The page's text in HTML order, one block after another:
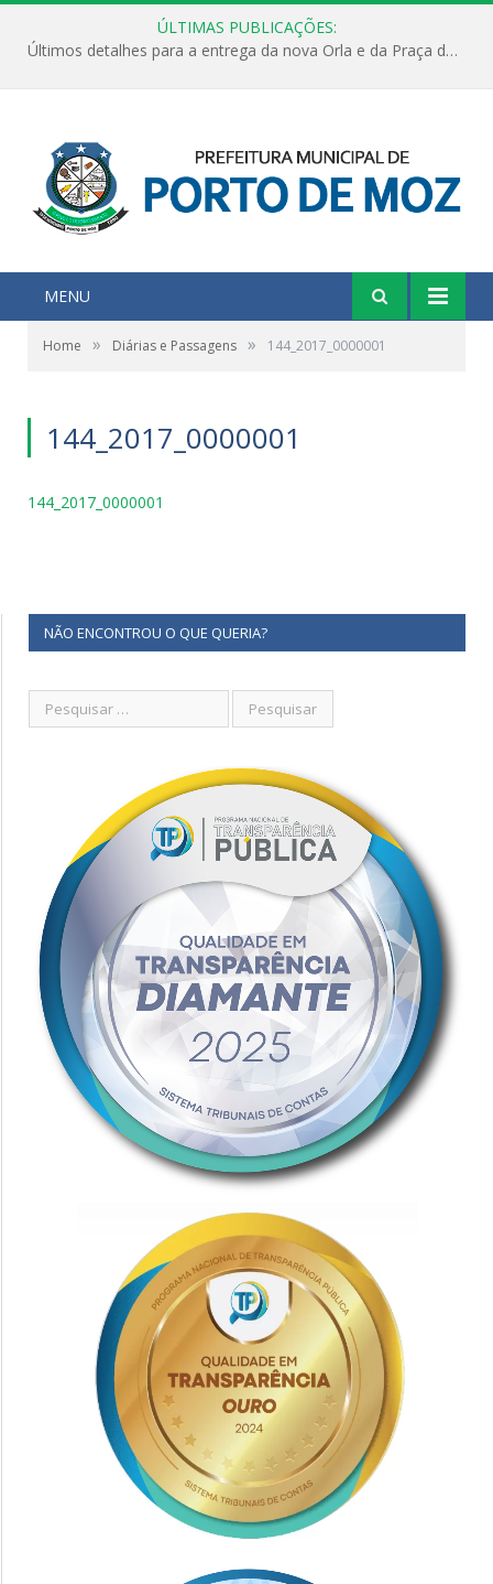
ÚLTIMAS PUBLICAÇÕES:
Últimos detalhes para a entrega da nova Orla e da Praça do Praião
MENU
Home » Diárias e Passagens » 144_2017_0000001
144_2017_0000001
144_2017_0000001
NÃO ENCONTROU O QUE QUERIA?